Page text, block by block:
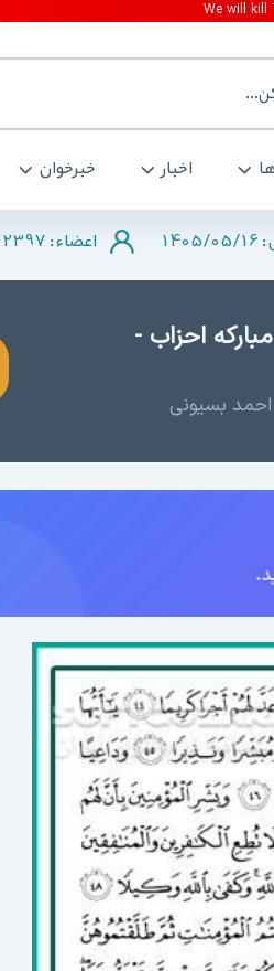
اخبار خبرخوان
:
1405/05/16 اعضاء :
احزاب -